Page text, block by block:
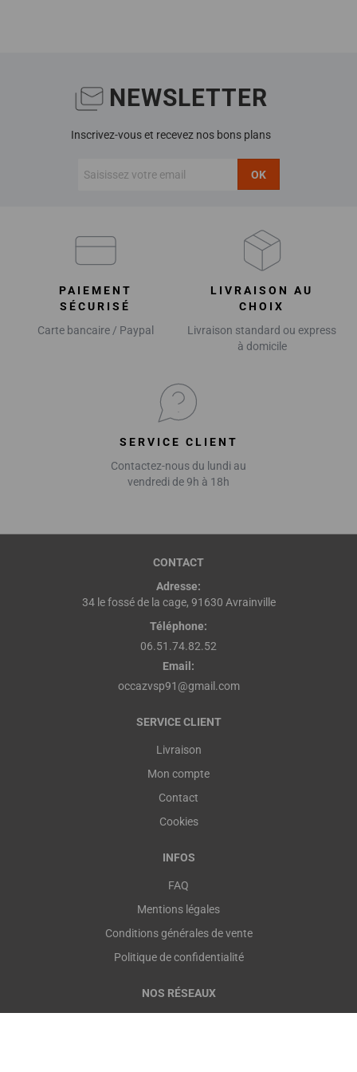
NEWSLETTER
Inscrivez-vous et recevez nos bons plans
OK
PAIEMENT
SÉCURISÉ
Carte bancaire / Paypal
LIVRAISON AU
CHOIX
Livraison standard ou express
à domicile
SERVICE CLIENT
Contactez-nous du lundi au
vendredi de 9h à 18h
CONTACT
Adresse:
34 le fossé de la cage, 91630 Avrainville
Téléphone:
06.51.74.82.52
Email:
occazvsp91@gmail.com
SERVICE CLIENT
Livraison
Mon compte
Contact
Cookies
INFOS
FAQ
Mentions légales
Conditions générales de vente
Politique de confidentialité
NOS RÉSEAUX